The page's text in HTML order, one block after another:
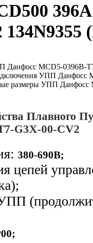
Плавного
G3X-00-CV2
380-690В;
цепей